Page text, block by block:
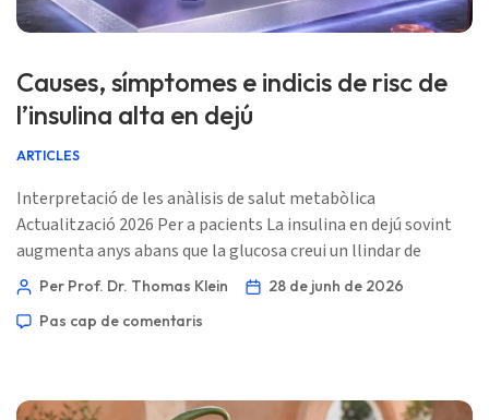
Causes, símptomes e indicis de risc de
l’insulina alta en dejú
ARTICLES
Interpretació de les anàlisis de salut metabòlica
Actualització 2026 Per a pacients La insulina en dejú sovint
augmenta anys abans que la glucosa creui un llindar de
diabetis. La pregunta útil no és només si la insulina és alta,
📝 Publicat: 28 de juny de 2026 🩺 Revisat mèdicament: 28 de
Per Prof. Dr. Thomas Klein
28 de junh de 2026
Pas cap de comentaris